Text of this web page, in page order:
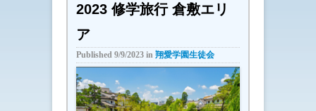
2023 修学旅行 倉敷エリ
ア
Published 9/9/2023 in 翔愛学園生徒会